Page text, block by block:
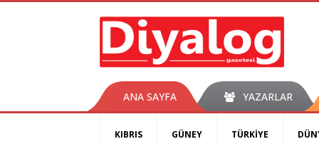
ANA SAYFA YAZARLAR
KIBRIS GÜNEY TÜRKİYE